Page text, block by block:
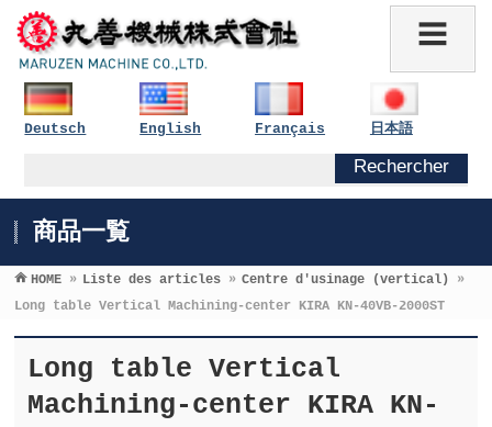
Deutsch English Français 日本語
商品一覧
HOME » Liste des articles » Centre d′usinage (vertical)
»
Long table Vertical Machining-center KIRA KN-40VB-2000ST
Long table Vertical
Machining-center KIRA KN-